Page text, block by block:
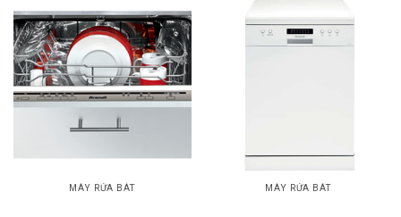
MÁY RỬA BÁT MÁY RỬA BÁT